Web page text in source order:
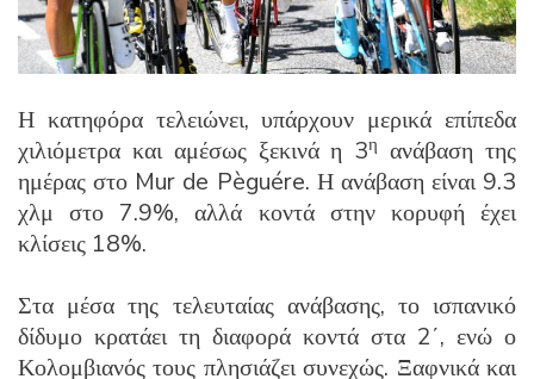
Η κατηφόρα τελειώνει, υπάρχουν μερικά επίπεδα
χιλιόμετρα και αμέσως ξεκινά η 3η ανάβαση της
ημέρας στο Mur de Pèguére. Η ανάβαση είναι 9.3
χλμ στο 7.9%, αλλά κοντά στην κορυφή έχει
κλίσεις 18%.
Στα μέσα της τελευταίας ανάβασης, το ισπανικό
δίδυμο κρατάει τη διαφορά κοντά στα 2΄, ενώ ο
Κολομβιανός τους πλησιάζει συνεχώς. Ξαφνικά και